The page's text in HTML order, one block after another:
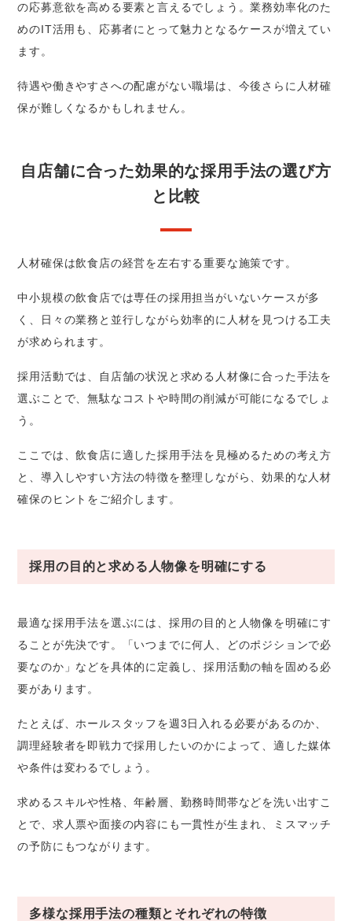
の応募意欲を高める要素と言えるでしょう。業務効率化のた
めのIT活用も、応募者にとって魅力となるケースが増えてい
ます。
待遇や働きやすさへの配慮がない職場は、今後さらに人材確
保が難しくなるかもしれません。
自店舗に合った効果的な採用手法の選び方
と比較
人材確保は飲食店の経営を左右する重要な施策です。
中小規模の飲食店では専任の採用担当がいないケースが多
く、日々の業務と並行しながら効率的に人材を見つける工夫
が求められます。
採用活動では、自店舗の状況と求める人材像に合った手法を
選ぶことで、無駄なコストや時間の削減が可能になるでしょ
う。
ここでは、飲食店に適した採用手法を見極めるための考え方
と、導入しやすい方法の特徴を整理しながら、効果的な人材
確保のヒントをご紹介します。
採用の目的と求める人物像を明確にする
最適な採用手法を選ぶには、採用の目的と人物像を明確にす
ることが先決です。「いつまでに何人、どのポジションで必
要なのか」などを具体的に定義し、採用活動の軸を固める必
要があります。
たとえば、ホールスタッフを週3日入れる必要があるのか、
調理経験者を即戦力で採用したいのかによって、適した媒体
や条件は変わるでしょう。
求めるスキルや性格、年齢層、勤務時間帯などを洗い出すこ
とで、求人票や面接の内容にも一貫性が生まれ、ミスマッチ
の予防にもつながります。
多様な採用手法の種類とそれぞれの特徴